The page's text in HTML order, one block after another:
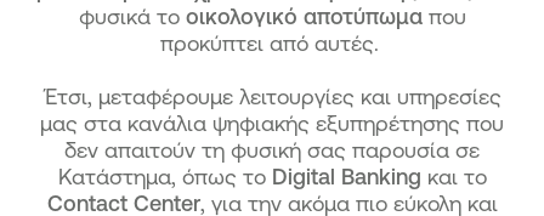
φυσικά το οικολογικό αποτύπωμα που
προκύπτει από αυτές.
Έτσι, μεταφέρουμε λειτουργίες και υπηρεσίες
μας στα κανάλια ψηφιακής εξυπηρέτησης που
δεν απαιτούν τη φυσική σας παρουσία σε
Κατάστημα, όπως το Digital Banking και το
Contact Center, για την ακόμα πιο εύκολη και